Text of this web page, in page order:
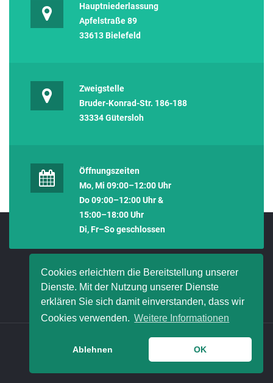
Cookies erleichtern die Bereitstellung unserer
Dienste. Mit der Nutzung unserer Dienste
erklären Sie sich damit einverstanden, dass wir
Cookies verwenden. Weitere Informationen
Ablehnen OK
Hauptniederlassung
Apfelstraße 89
33613 Bielefeld
Zweigstelle
Bruder-Konrad-Str. 186-188
33334 Gütersloh
Öffnungszeiten
Mo, Mi 09:00–12:00 Uhr
Do 09:00–12:00 Uhr &
15:00–18:00 Uhr
Di, Fr–So geschlossen
© 2021 HanseMerkur Bielefeld - Paul Fierek
IMPRESSUM DATENSCHUTZ